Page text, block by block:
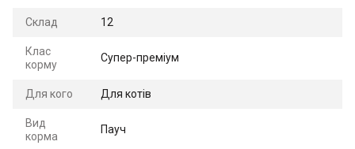
Склад 12
Клас
корму
Супер-преміум
Для кого Для котів
Вид
корма
Пауч